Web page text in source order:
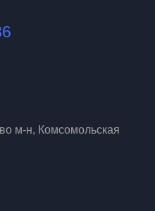
м-н, Комсомольская